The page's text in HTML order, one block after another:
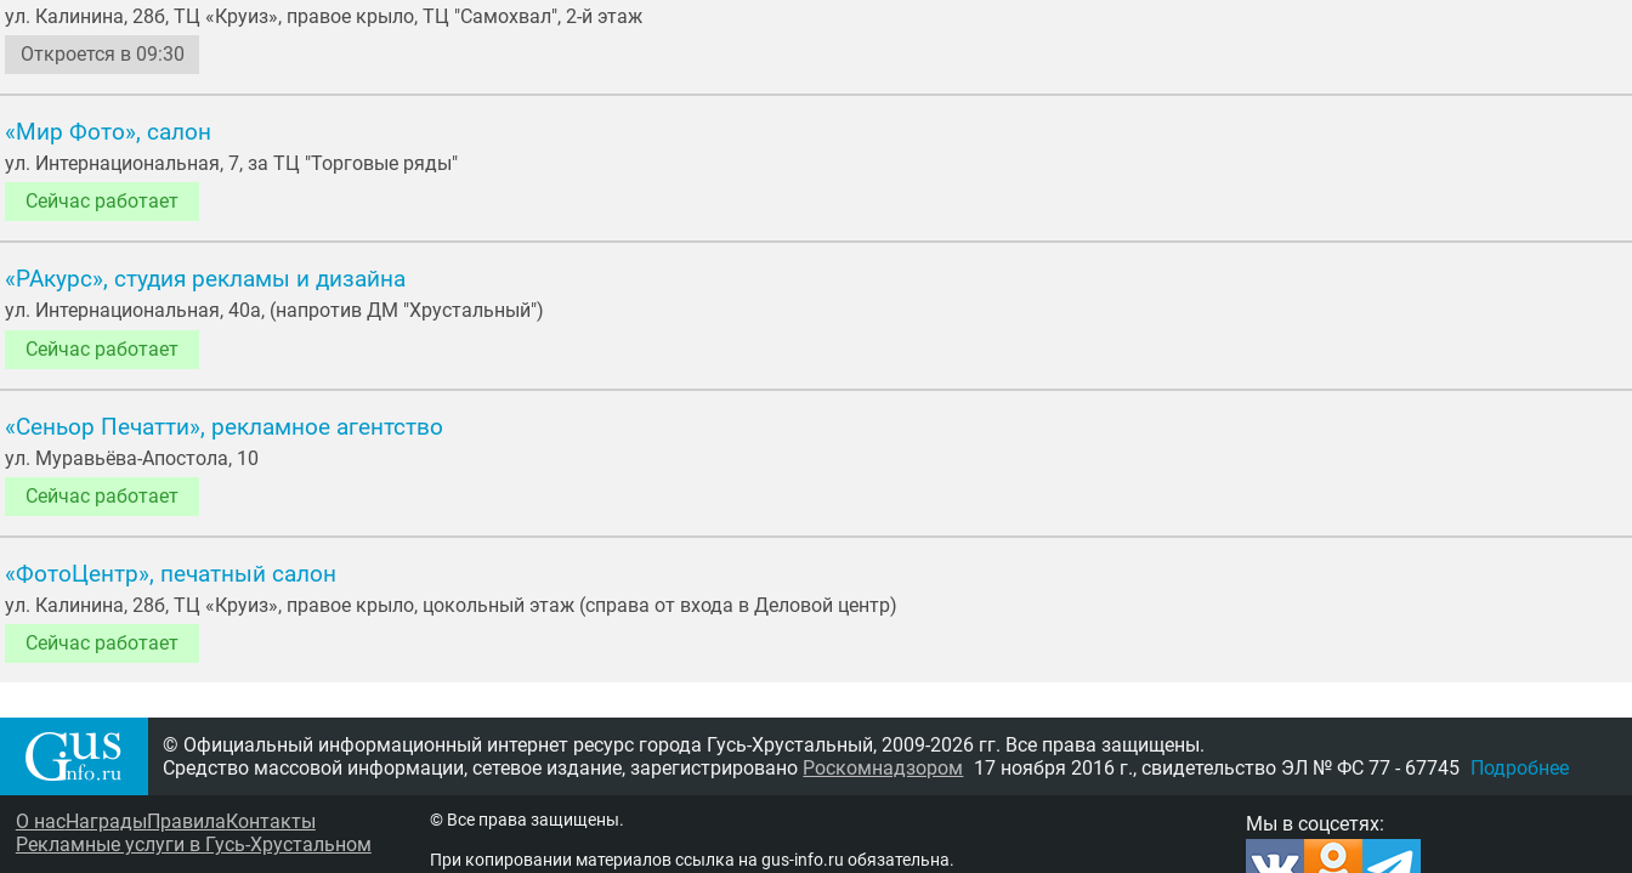
ул. Калинина, 28б, ТЦ «Круиз», правое крыло, ТЦ "Самохвал", 2-й этаж
Откроется в 09:30
«Мир Фото», салон
ул. Интернациональная, 7, за ТЦ "Торговые ряды"
Сейчас работает
«РАкурс», студия рекламы и дизайна
ул. Интернациональная, 40а, (напротив ДМ "Хрустальный")
Сейчас работает
«Сеньор Печатти», рекламное агентство
ул. Муравьёва-Апостола, 10
Сейчас работает
«ФотоЦентр», печатный салон
ул. Калинина, 28б, ТЦ «Круиз», правое крыло, цокольный этаж (справа от входа в Деловой центр)
Сейчас работает
© Официальный информационный интернет ресурс города Гусь-Хрустальный, 2009-2026 гг. Все права защищены.
Средство массовой информации, сетевое издание, зарегистрировано Роскомнадзором 17 ноября 2016 г., свидетельство ЭЛ № ФС 77 - 67745 Подробнее
Мы в соцсетях:
О насНаграды Правила Контакты
Рекламные услуги в Гусь-Хрустальном
© Все права защищены.
При копировании материалов ссыл­ка на gus-info.ru обя­за­тель­на.